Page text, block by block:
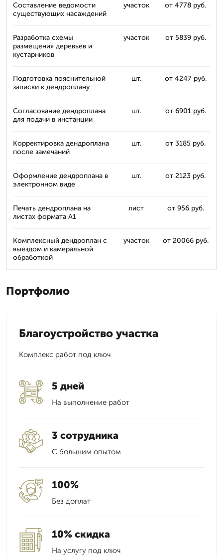
Составление ведомости
существующих насаждений
участок от 4778 руб.
Разработка схемы
размещения деревьев и
кустарников
участок от 5839 руб.
Подготовка пояснительной
записки к дендроплану
шт. от 4247 руб.
Согласование дендроплана
для подачи в инстанции
шт. от 6901 руб.
Корректировка дендроплана
после замечаний
шт. от 3185 руб.
Оформление дендроплана в
электронном виде
шт. от 2123 руб.
Печать дендроплана на
листах формата А1
лист от 956 руб.
Комплексный дендроплан с
выездом и камеральной
обработкой
участок от 20066 руб.
Портфолио
Благоустройство участка
Комплекс работ под ключ
5 дней
На выполнение работ
3 сотрудника
С большим опытом
100%
Без доплат
10% скидка
На услугу под ключ